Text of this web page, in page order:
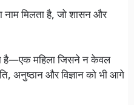
मिलता है, जो शासन और
है—एक महिला जिसने न केवल
अनुष्ठान और विज्ञान को भी आगे